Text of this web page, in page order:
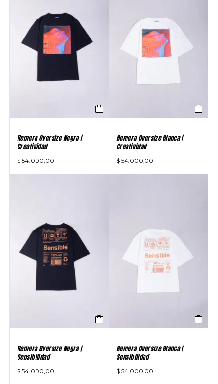
Remera Oversize Negra |
Creatividad
$ 54.000,00
Remera Oversize Blanca |
Creatividad
$ 54.000,00
Remera Oversize Negra |
Sensibilidad
$ 54.000,00
Remera Oversize Blanca |
Sensibilidad
$ 54.000,00